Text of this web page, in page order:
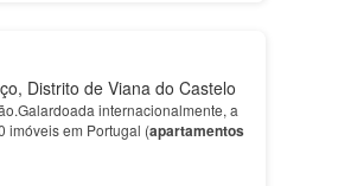
Distrito de Viana do Castelo
internacionalmente, a
imóveis em Portugal (apartamentos